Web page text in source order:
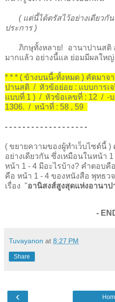
( แต่นี้ได้ตรัสไว้อย่างเดียวกั
ประการ )
ภิกษุทั้งหลาย! อานาปานสติ
มากแล้ว อย่างนี้แล ย่อมมีผลให
* * * ( ข้างบนนี้-ทั้งหมด ) คัดมาจ
ปานสติ / หัวข้อย่อย : แบบการเ
แบบที่ 1 ) / หัวข้อเลขที่ : 12 / -บ
1306. / หน้าที่ : 58 , 59
- - - - - - - - - - - - - - - - - - -
( ขยายความของผู้ทำเว็บไซต์นี้
อย่างเดียวกัน ซึ่งเหมือนในหน้า
หน้า 1 - 4 มีอะไรบ้าง? คำตอบ
คือ หน้า 1 - 4 ของหนังสือ พุทธว
เรื่อง "อานิสงส์สูงสุดแห่งอานาป
-
Tuvayanon at 8:27 PM
Share
‹